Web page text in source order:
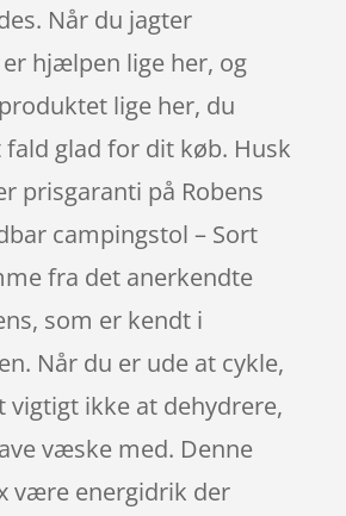
Når du jagter
hjælpen lige her, og
lige her, du
glad for dit køb. Husk
prisgaranti på Robens
campingstol – Sort
fra det anerkendte
som er kendt i
Når du er ude at cykle,
vigtigt ikke at dehydrere,
væske med. Denne
være energidrik der